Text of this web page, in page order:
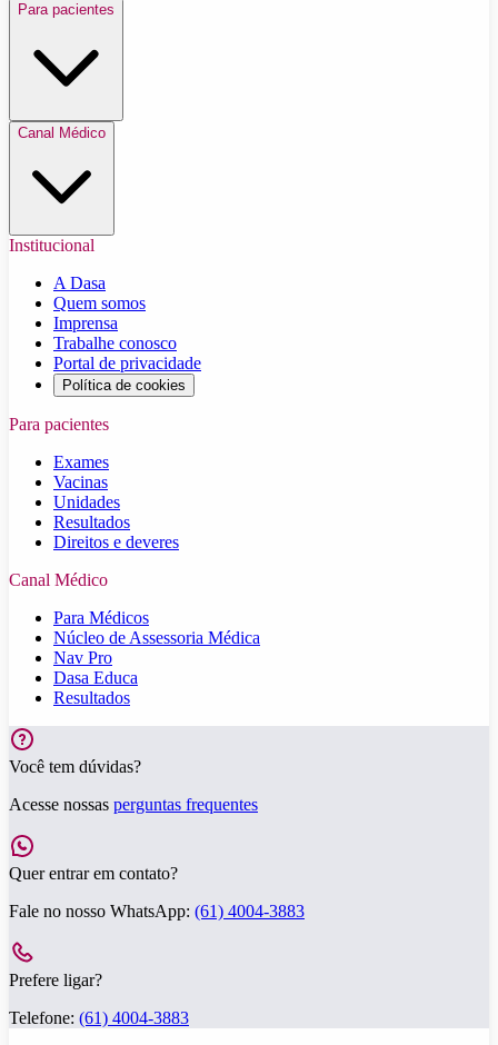
Para pacientes
Canal Médico
Institucional
A Dasa
Quem somos
Imprensa
Trabalhe conosco
Portal de privacidade
Política de cookies
Para pacientes
Exames
Vacinas
Unidades
Resultados
Direitos e deveres
Canal Médico
Para Médicos
Núcleo de Assessoria Médica
Nav Pro
Dasa Educa
Resultados
Você tem dúvidas?
Acesse nossas perguntas frequentes
Quer entrar em contato?
Fale no nosso WhatsApp: (61) 4004-3883
Prefere ligar?
Telefone: (61) 4004-3883